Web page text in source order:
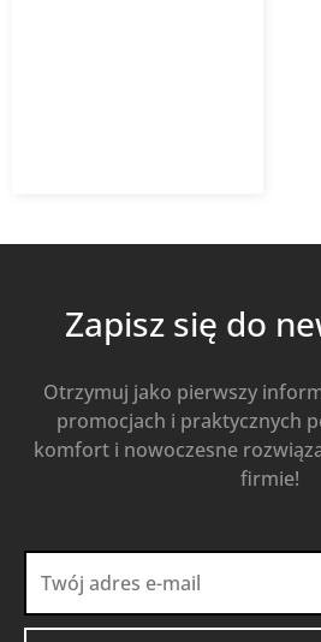
Zapisz się do
Otrzymuj jako pierwszy
promocjach i praktycznych
komfort i nowoczesne
firmie!